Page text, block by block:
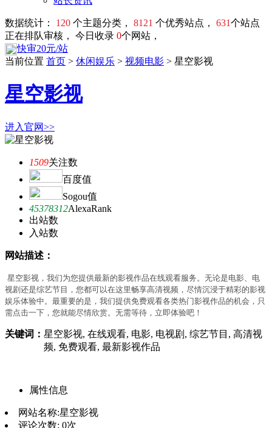
数据统计： 120 个主题分类， 8121 个优秀站点， 631个站点
正在排队审核， 今日收录 0个网站，
快审20元/站
当前位置 首页 > 休闲娱乐 > 视频电影 > 星空影视
星空影视
进入官网>>
1509关注数
百度值
Sogou值
45378312AlexaRank
出站数
入站数
网站描述：
星空影视，我们为您提供最新的影视作品在线观看服务。无论是电影、电
视剧还是综艺节目，您都可以在这里畅享高清视频，尽情沉浸于精彩的影视
娱乐体验中。最重要的是，我们提供免费观看各类热门影视作品的机会，只
需点击一下，您就能尽情欣赏。无需等待，立即体验吧！
关键词： 星空影视, 在线观看, 电影, 电视剧, 综艺节目, 高清视
频, 免费观看, 最新影视作品
属性信息
网站名称:星空影视
评论次数: 0次